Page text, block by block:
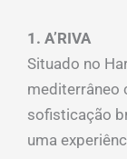
1. A’RIVA
Situado no
mediterrâneo
sofisticação
uma